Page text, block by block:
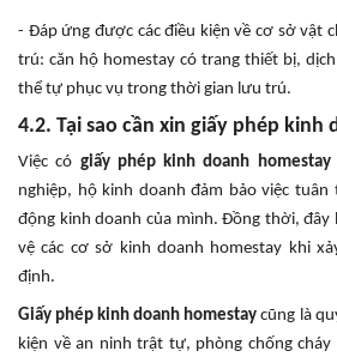
- Đáp ứng được các điều kiện về cơ sở vật
trú: căn hộ homestay có trang thiết bị,
thể tự phục vụ trong thời gian lưu trú.
4.2. Tại sao cần xin giấy phép kinh
Việc có giấy phép kinh doanh homestay
nghiệp, hộ kinh doanh đảm bảo việc
động kinh doanh của mình. Đồng thời, đây
vệ các cơ sở kinh doanh homestay khi
định.
Giấy phép kinh doanh homestay cũng là
kiện về an ninh trật tự, phòng chống